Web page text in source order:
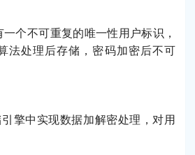
个不可重复的唯一性用户标识，
法处理后存储，密码加密后不可
擎中实现数据加解密处理，对用